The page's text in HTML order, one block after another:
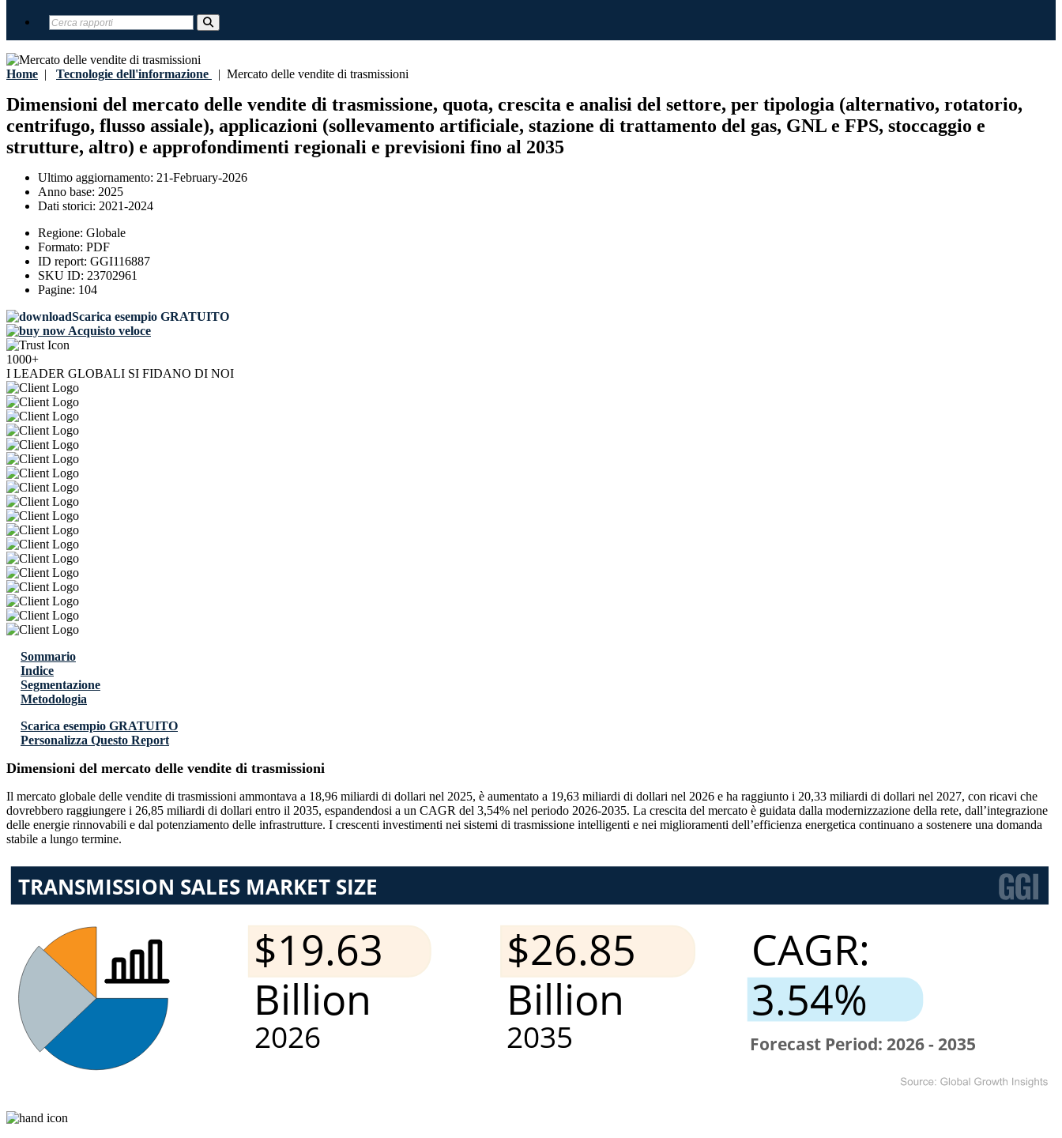
Home | Tecnologie dell'informazione | Mercato delle vendite di trasmissioni
Dimensioni del mercato delle vendite di trasmissione, quota, crescita e analisi del settore, per tipologia (alternativo, rotatorio,
centrifugo, flusso assiale), applicazioni (sollevamento artificiale, stazione di trattamento del gas, GNL e FPS, stoccaggio e
strutture, altro) e approfondimenti regionali e previsioni fino al 2035
Ultimo aggiornamento: 21-February-2026
Anno base: 2025
Dati storici: 2021-2024
Regione: Globale
Formato: PDF
ID report: GGI116887
SKU ID: 23702961
Pagine: 104
Scarica esempio GRATUITO
Acquisto veloce
1000+
I LEADER GLOBALI SI FIDANO DI NOI
Sommario
Indice
Segmentazione
Metodologia
Scarica esempio GRATUITO
Personalizza Questo Report
Dimensioni del mercato delle vendite di trasmissioni
Il mercato globale delle vendite di trasmissioni ammontava a 18,96 miliardi di dollari nel 2025, è aumentato a 19,63 miliardi di dollari nel 2026 e ha raggiunto i 20,33 miliardi di dollari nel 2027, con ricavi che
dovrebbero raggiungere i 26,85 miliardi di dollari entro il 2035, espandendosi a un CAGR del 3,54% nel periodo 2026-2035. La crescita del mercato è guidata dalla modernizzazione della rete, dall’integrazione
delle energie rinnovabili e dal potenziamento delle infrastrutture. I crescenti investimenti nei sistemi di trasmissione intelligenti e nei miglioramenti dell’efficienza energetica continuano a sostenere una domanda
stabile a lungo termine.